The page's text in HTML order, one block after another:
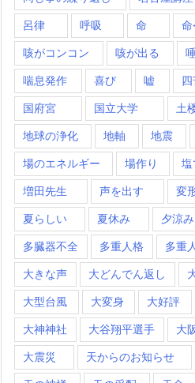
呂律 呼吸 命 命
咳がコンコン 咳が出る
喘息発作 喜び 嘘
国府宮 国立大学 土
地球の浄化 地軸 地震
場のエネルギー 場作り 塩
増田先生 声を出す 変
夏らしい 夏休み 夕涼み
多臓器不全 多重人格 多重
大きな声 大どんでん返し
大型台風 大変身 大好評
大神神社 大谷翔平選手 大
大震災 天からのお知らせ